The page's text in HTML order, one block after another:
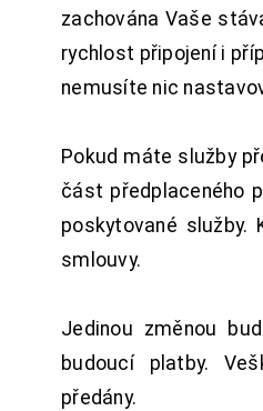
zachována Vaše
rychlost připojení i
nemusíte nic
Pokud máte služby
část předplaceného
poskytované služby.
smlouvy.
Jedinou změnou
budoucí platby.
předány.